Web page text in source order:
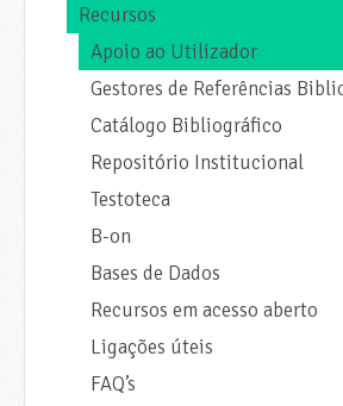
Recursos
Apoio ao Utilizador
Gestores de Referências
Catálogo Bibliográfico
Repositório Institucional
Testoteca
B-on
Bases de Dados
Recursos em acesso aberto
Ligações úteis
FAQ’s